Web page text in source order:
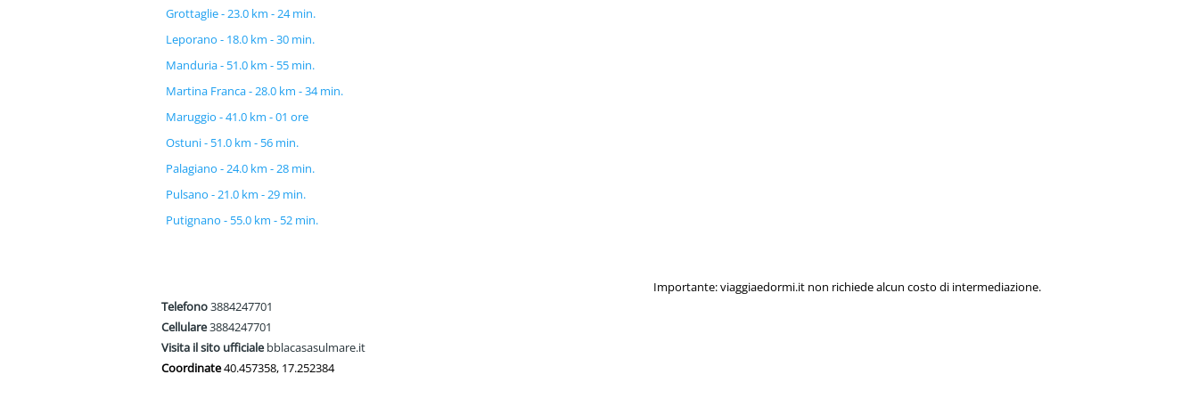
Grottaglie - 23.0 km - 24 min.
Leporano - 18.0 km - 30 min.
Manduria - 51.0 km - 55 min.
Martina Franca - 28.0 km - 34 min.
Maruggio - 41.0 km - 01 ore
Ostuni - 51.0 km - 56 min.
Palagiano - 24.0 km - 28 min.
Pulsano - 21.0 km - 29 min.
Putignano - 55.0 km - 52 min.
Telefono3884247701
Cellulare3884247701
Visita il sito ufficialebblacasasulmare.it
Coordinate40.457358, 17.252384
Importante: viaggiaedormi.it non richiede alcun costo di intermediazione.